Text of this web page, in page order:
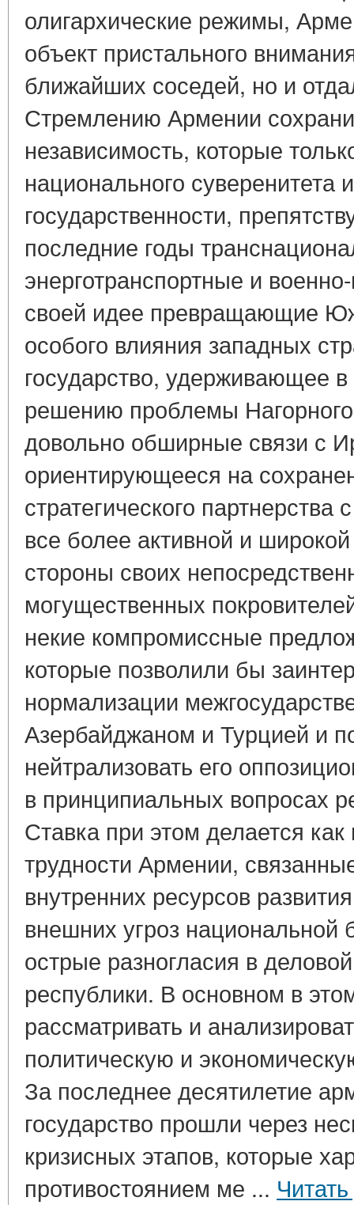
олигархические режимы,
объект пристального
ближайших соседей, но и
Стремлению Армении
независимость, которые
национального суверенитета
государственности,
последние годы
энерготранспортные и
своей идее превращающие
особого влияния западных
государство, удерживающее
решению проблемы
довольно обширные связи с
ориентирующееся на
стратегического партнерства
все более активной и
стороны своих
могущественных
некие компромиссные
которые позволили бы
нормализации
Азербайджаном и Турцией и
нейтрализовать его
в принципиальных вопросах
Ставка при этом делается
трудности Армении,
внутренних ресурсов
внешних угроз национальной
острые разногласия в
республики. В основном в
рассматривать и
политическую и
За последнее десятилетие
государство прошли через
кризисных этапов, которые
противостоянием ме ...